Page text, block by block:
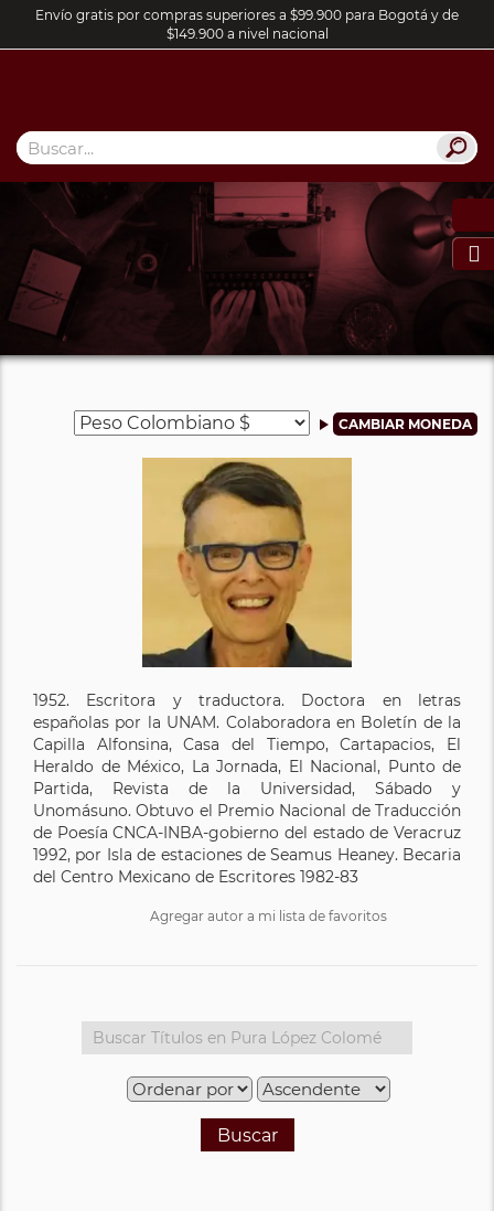
Envío gratis por compras superiores a $99.900 para Bogotá y de
$149.900 a nivel nacional

1952. Escritora y traductora. Doctora en letras
españolas por la UNAM. Colaboradora en Boletín de la
Capilla Alfonsina, Casa del Tiempo, Cartapacios, El
Heraldo de México, La Jornada, El Nacional, Punto de
Partida, Revista de la Universidad, Sábado y
Unomásuno. Obtuvo el Premio Nacional de Traducción
de Poesía CNCA-INBA-gobierno del estado de Veracruz
1992, por Isla de estaciones de Seamus Heaney. Becaria
del Centro Mexicano de Escritores 1982-83
Agregar autor a mi lista de favoritos
Buscar